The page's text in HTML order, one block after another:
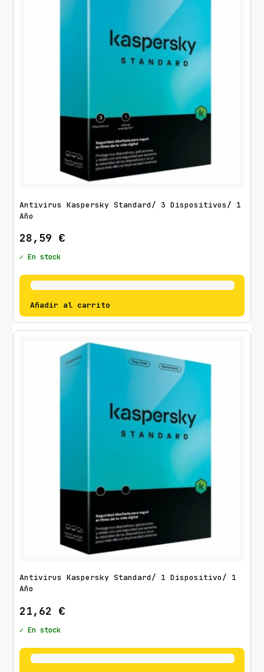
Antivirus Kaspersky Standard/ 3 Dispositivos/ 1
Año
28,59 €
✓ En stock
Añadir al carrito
Antivirus Kaspersky Standard/ 1 Dispositivo/ 1
Año
21,62 €
✓ En stock